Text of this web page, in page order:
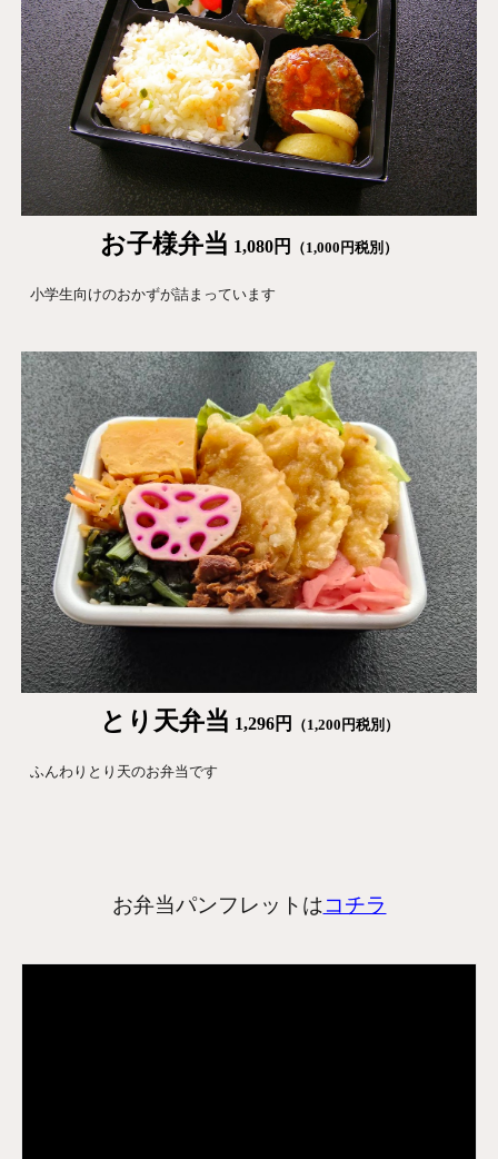
お子様弁当 1,080円 （1,000円税別）
小学生向けのおかずが詰まっています
とり天弁当 1,296円 （1,200 円税別）
ふんわりとり天のお弁当です
お弁当パンフレットはコチラ